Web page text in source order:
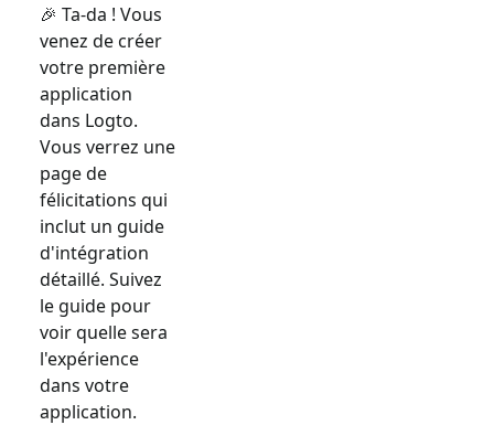
🎉 Ta-da ! Vous
venez de créer
votre première
application
dans Logto.
Vous verrez une
page de
félicitations qui
inclut un guide
d'intégration
détaillé. Suivez
le guide pour
voir quelle sera
l'expérience
dans votre
application.